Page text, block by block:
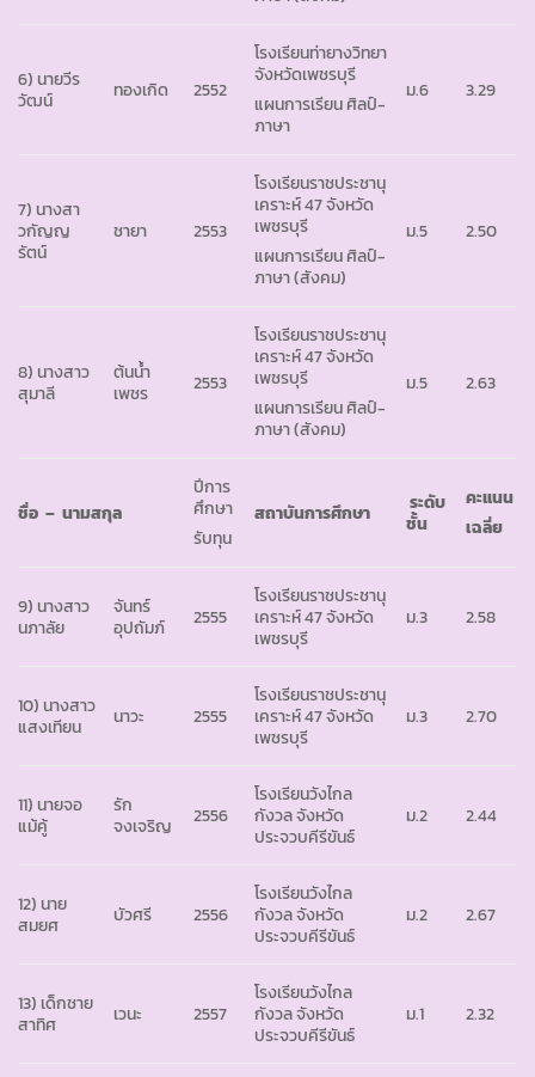
6) นายวีร
วัฒน์
ทองเกิด 2552
โรงเรียนท่ายางวิทยา
จังหวัดเพชรบุรี
แผนการเรียน ศิลป์-
ภาษา
ม.6 3.29
7) นางสา
วกัญญ
รัตน์
ชายา 2553
โรงเรียนราชประชานุ
เคราะห์ 47 จังหวัด
เพชรบุรี
แผนการเรียน ศิลป์-
ภาษา (สังคม)
ม.5 2.50
8) นางสาว
สุมาลี
ต้นน้ำ
เพชร
2553
โรงเรียนราชประชานุ
เคราะห์ 47 จังหวัด
เพชรบุรี
แผนการเรียน ศิลป์-
ภาษา (สังคม)
ม.5 2.63
ชื่อ – นามสกุล
ปีการ
ศึกษา
รับทุน
สถาบันการศึกษา
ระดับ
ชั้น
คะแนน
เฉลี่ย
9) นางสาว
นภาลัย
จันทร์
อุปถัมภ์
2555
โรงเรียนราชประชานุ
เคราะห์ 47 จังหวัด
เพชรบุรี
ม.3 2.58
10) นางสาว
แสงเทียน
นาวะ 2555
โรงเรียนราชประชานุ
เคราะห์ 47 จังหวัด
เพชรบุรี
ม.3 2.70
11) นายจอ
แม้คู้
รัก
จงเจริญ
2556
โรงเรียนวังไกล
กังวล จังหวัด
ประจวบคีรีขันธ์
ม.2 2.44
12) นาย
สมยศ
บัวศรี 2556
โรงเรียนวังไกล
กังวล จังหวัด
ประจวบคีรีขันธ์
ม.2 2.67
13) เด็กชาย
สาทิศ
เวนะ 2557
โรงเรียนวังไกล
กังวล จังหวัด
ประจวบคีรีขันธ์
ม.1 2.32